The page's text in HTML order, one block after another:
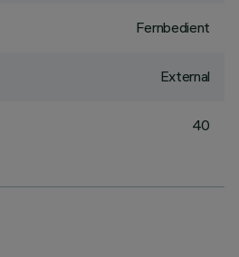
Fernbedient
External
40